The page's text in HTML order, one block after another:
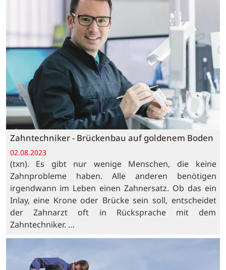
Zahntechniker - Brückenbau auf goldenem Boden
02.08.2023
(txn). Es gibt nur wenige Menschen, die keine
Zahnprobleme haben. Alle anderen benötigen
irgendwann im Leben einen Zahnersatz. Ob das ein
Inlay, eine Krone oder Brücke sein soll, entscheidet
der Zahnarzt oft in Rücksprache mit dem
Zahntechniker. …